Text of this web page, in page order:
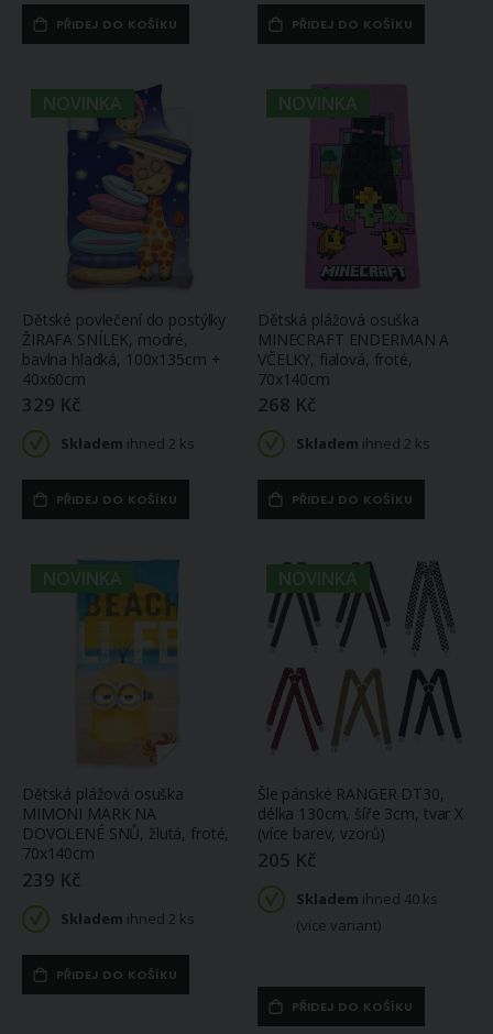
PŘIDEJ DO KOŠÍKU PŘIDEJ DO KOŠÍKU
NOVINKA
Dětské povlečení do postýlky
ŽIRAFA SNÍLEK, modré,
bavlna hladká, 100x135cm +
40x60cm
329 Kč
Skladem ihned 2 ks
PŘIDEJ DO KOŠÍKU
NOVINKA
Dětská plážová osuška
MINECRAFT ENDERMAN A
VČELKY, fialová, froté,
70x140cm
268 Kč
Skladem ihned 2 ks
PŘIDEJ DO KOŠÍKU
NOVINKA
Dětská plážová osuška
MIMONI MARK NA
DOVOLENÉ SNŮ, žlutá, froté,
70x140cm
239 Kč
Skladem ihned 2 ks
PŘIDEJ DO KOŠÍKU
NOVINKA
Šle pánské RANGER DT30,
délka 130cm, šíře 3cm, tvar X
(více barev, vzorů)
205 Kč
Skladem ihned 40 ks
(více variant)
PŘIDEJ DO KOŠÍKU
(větší počet na
(větší počet na